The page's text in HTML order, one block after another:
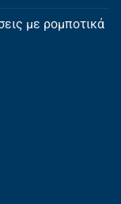
με ρομποτικά